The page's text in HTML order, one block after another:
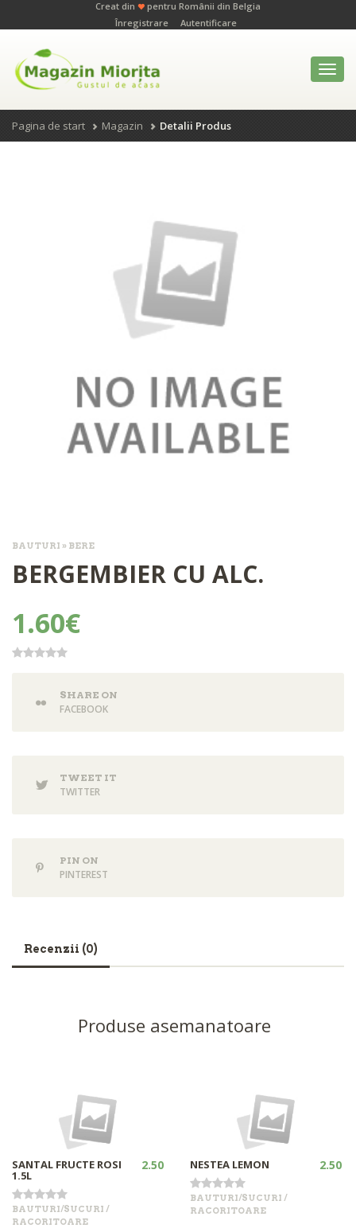
Creat din
pentru Românii din Belgia
Înregistrare
Autentificare
Pagina de start Magazin Detalii Produs
BAUTURI » BERE
BERGEMBIER CU ALC.
1.60€
SHARE ON
FACEBOOK
TWEET IT
TWITTER
PIN ON
PINTEREST
Recenzii (0)
Produse asemanatoare
SANTAL FRUCTE ROSI
1.5L
2.50
BAUTURI/SUCURI /
RACORITOARE
NESTEA LEMON 2.50
BAUTURI/SUCURI /
RACORITOARE